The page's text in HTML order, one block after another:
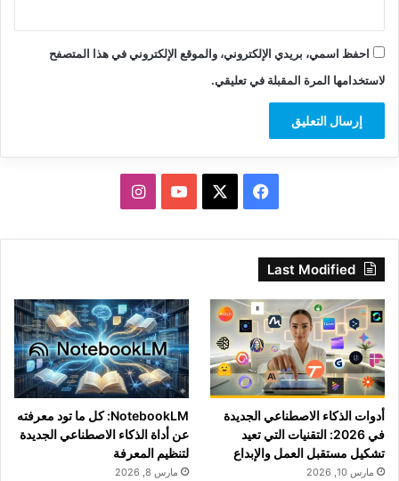
احفظ اسمي، بريدي الإلكتروني، والموقع الإلكتروني في هذا المتصفح
لاستخدامها المرة المقبلة في تعليقي.
فيسبوك ‫YouTubeانستقرام
Last Modified
أدوات الذكاء الاصطناعي الجديدة
في 2026: التقنيات التي تعيد
تشكيل مستقبل العمل والإبداع
مارس 10, 2026
NotebookLM: كل ما تود معرفته
عن أداة الذكاء الاصطناعي الجديدة
لتنظيم المعرفة
مارس 8, 2026